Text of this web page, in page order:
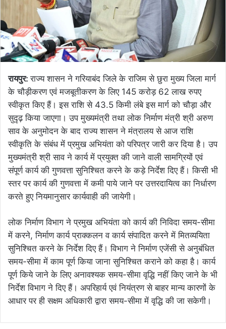
रायपुर:राज्य शासन ने गरियाबंद जिले के राजिम से छुरा मुख्य जिला मार्ग
के चौड़ीकरण एवं मजबूतीकरण के लिए 145 करोड़ 62 लाख रुपए
स्वीकृत किए हैं। इस राशि से 43.5 किमी लंबे इस मार्ग को चौड़ा और
सुदृढ़ किया जाएगा। उप मुख्यमंत्री तथा लोक निर्माण मंत्री श्री अरुण
साव के अनुमोदन के बाद राज्य शासन ने मंत्रालय से आज राशि
स्वीकृति के संबंध में प्रमुख अभियंता को परिपत्र जारी कर दिया है। उप
मुख्यमंत्री श्री साव ने कार्य में प्रयुक्त की जाने वाली सामग्रियों एवं
संपूर्ण कार्य की गुणवत्ता सुनिश्चित करने के कड़े निर्देश दिए हैं। किसी भी
स्तर पर कार्य की गुणवत्ता में कमी पाये जाने पर उत्तरदायित्व का निर्धारण
करते हुए नियमानुसार कार्यवाही की जायेगी।
लोक निर्माण विभाग ने प्रमुख अभियंता को कार्य की निविदा समय-सीमा
में करने, निर्माण कार्य प्राक्कलन व कार्य संपादित करने में मितव्ययिता
सुनिश्चित करने के निर्देश दिए हैं। विभाग ने निर्माण एजेंसी से अनुबंधित
समय-सीमा में काम पूर्ण किया जाना सुनिश्चित कराने को कहा है। कार्य
पूर्ण किये जाने के लिए अनावश्यक समय-सीमा वृद्धि नहीं किए जाने के भी
निर्देश विभाग ने दिए हैं। अपरिहार्य एवं नियंत्रण से बाहर मान्य कारणों के
आधार पर ही सक्षम अधिकारी द्वारा समय-सीमा में वृद्धि की जा सकेगी।